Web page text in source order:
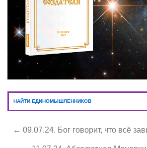
НАЙТИ ЕДИНОМЫШЛЕННИКОВ
← 09.07.24. Бог говорит, что всё